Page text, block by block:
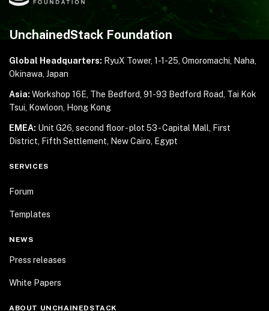
UnchainedStack Foundation
Global Headquarters: RyuX Tower, 1-1-25, Omoromachi, Naha,
Okinawa, Japan
Asia: Workshop 16E, The Bedford, 91-93 Bedford Road, Tai Kok
Tsui, Kowloon, Hong Kong
EMEA: Unit G26, second floor - plot 53 - Capital Mall,
First
District, Fifth Settlement, New Cairo, Egypt
SERVICES
Forum
Templates
NEWS
Press releases
White Papers
ABOUT UNCHAINEDSTACK